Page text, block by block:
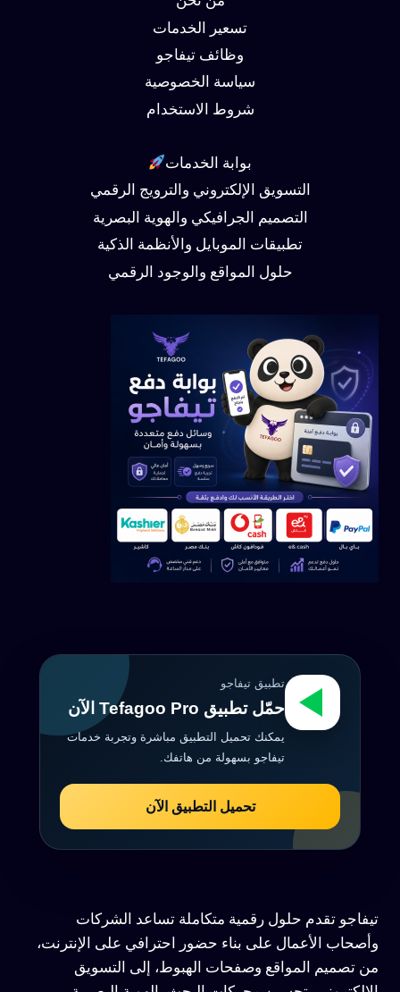
من نحن
تسعير الخدمات
وظائف تيفاجو
سياسة الخصوصية
شروط الاستخدام
بوابة الخدمات
التسويق الإلكتروني والترويج الرقمي
التصميم الجرافيكي والهوية البصرية
تطبيقات الموبايل والأنظمة الذكية
حلول المواقع والوجود الرقمي
تطبيق تيفاجو
حمّل تطبيق Tefagoo Pro الآن
يمكنك تحميل التطبيق مباشرة وتجربة خدمات
تيفاجو بسهولة من هاتفك.
تحميل التطبيق الآن
تيفاجو تقدم حلول رقمية متكاملة تساعد الشركات
وأصحاب الأعمال على بناء حضور احترافي على الإنترنت،
من تصميم المواقع وصفحات الهبوط، إلى التسويق